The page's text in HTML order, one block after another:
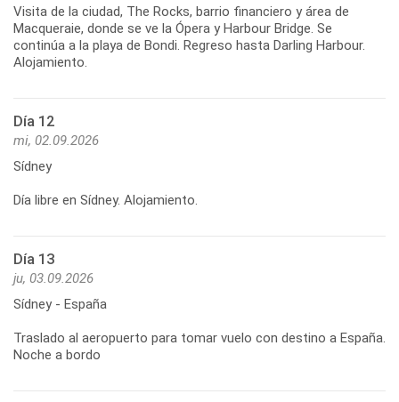
Visita de la ciudad, The Rocks, barrio financiero y área de
Macqueraie, donde se ve la Ópera y Harbour Bridge. Se
continúa a la playa de Bondi. Regreso hasta Darling Harbour.
Día 12
mi, 02.09.2026
Sídney
Día libre en Sídney. Alojamiento.
Día 13
ju, 03.09.2026
Sídney - España
Traslado al aeropuerto para tomar vuelo con destino a España.
Noche a bordo